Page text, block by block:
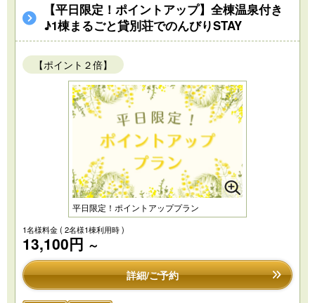
【平日限定！ポイントアップ】全棟温泉付き
♪1棟まるごと貸別荘でのんびりSTAY
【ポイント２倍】
平日限定！ポイントアッププラン
1名様料金( 2名様1棟利用時 )
13,100円 ～
詳細/ご予約